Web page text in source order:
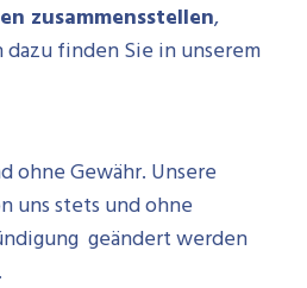
zusammensstellen,
finden Sie in unserem
ohne Gewähr. Unsere
uns stets und ohne
geändert werden